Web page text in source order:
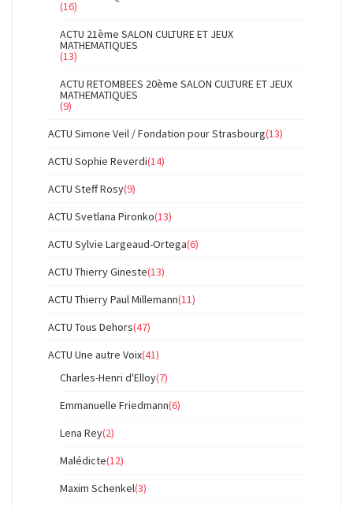
(16)
ACTU 21ème SALON CULTURE ET JEUX
MATHEMATIQUES
(13)
ACTU RETOMBEES 20ème SALON CULTURE ET JEUX
MATHEMATIQUES
(9)
ACTU Simone Veil / Fondation pour Strasbourg(13)
ACTU Sophie Reverdi(14)
ACTU Steff Rosy(9)
ACTU Svetlana Pironko(13)
ACTU Sylvie Largeaud-Ortega(6)
ACTU Thierry Gineste(13)
ACTU Thierry Paul Millemann(11)
ACTU Tous Dehors(47)
ACTU Une autre Voix(41)
Charles-Henri d'Elloy(7)
Emmanuelle Friedmann(6)
Lena Rey(2)
Malédicte(12)
Maxim Schenkel(3)